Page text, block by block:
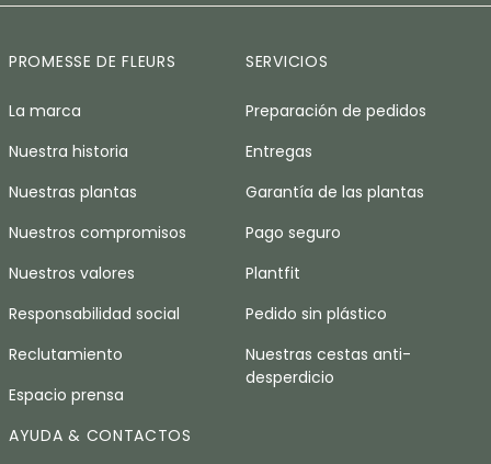
PROMESSE DE FLEURS
La marca
Nuestra historia
Nuestras plantas
Nuestros compromisos
Nuestros valores
Responsabilidad social
Reclutamiento
Espacio prensa
SERVICIOS
Preparación de pedidos
Entregas
Garantía de las plantas
Pago seguro
Plantfit
Pedido sin plástico
Nuestras cestas anti-
desperdicio
AYUDA & CONTACTOS